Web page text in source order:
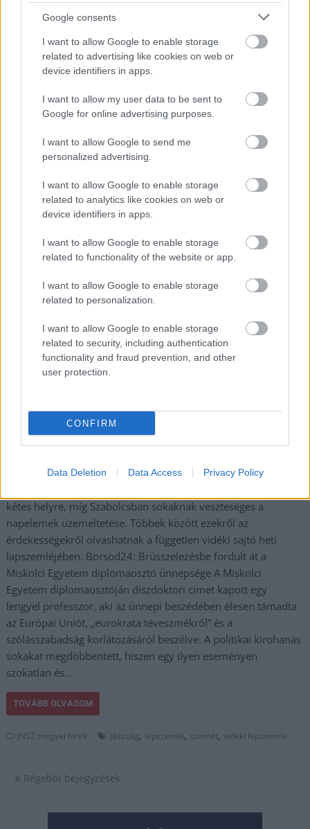
Google consents
I want to allow Google to enable storage
related to advertising like cookies on web or
device identifiers in apps.
I want to allow my user data to be sent to
Google for online advertising purposes.
I want to allow Google to send me
personalized advertising.
I want to allow Google to enable storage
related to analytics like cookies on web or
device identifiers in apps.
I want to allow Google to enable storage
related to functionality of the website or app.
I want to allow Google to enable storage
related to personalization.
I want to allow Google to enable storage
related to security, including authentication
functionality and fraud prevention, and other
user protection.
CONFIRM
Data Deletion Data Access Privacy Policy
Szolnokon – ezzel a
januárban egy cikket,
amikor éppen a
parkolójához vezető
átjáró úszott a fekáliában. Hogy mennyire súlyos probléma a
hosszasan részletezni, mindenesetre egy Facebook-
csoportban ismét a figyelem középpontjába került a téma.
Szolnok
Tonnányi szemét a Jászságban, brüsszelezés a
miskolci diplomaosztón – a független vidéki
sajtó legérdekesebb heti cikkei
2025.07.05. szol24.hu
Miskolcon az egyetemi
többtonnányi
kétes helyre, míg Szabolcsban sokaknak veszteséges a
napelemek üzemeltetése. Többek között ezekről az
érdekességekről olvashatnak a független vidéki sajtó heti
lapszemléjében. Borsod24: Brüsszelezésbe fordult át a
Miskolci Egyetem diplomaosztó ünnepsége A Miskolci
Egyetem diplomaosztóján díszdoktori címet kapott egy
lengyel professzor, aki az ünnepi beszédében élesen támadta
az Európai Uniót, „eurokrata téveszmékről” és a
szólásszabadság korlátozásáról beszélve. A politikai kirohanás
sokakat megdöbbentett, hiszen egy ilyen eseményen
szokatlan és…
TOVÁBB OLVASOM
JNSZ megyei hírek Jászság, lapszemle, szemét,vidéki lapszemle
Bejegyzés
Régebbi bejegyzések